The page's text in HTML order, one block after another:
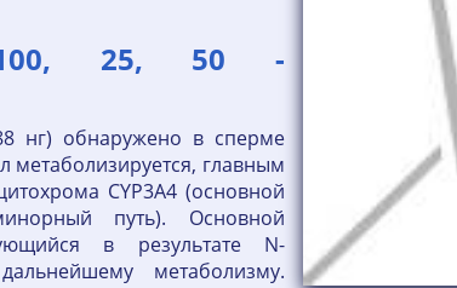
100, 25, 50 -
нг) обнаружено в сперме
метаболизируется, главным
CYP3A4 (основной
путь). Основной
в результате N-
метаболизму.